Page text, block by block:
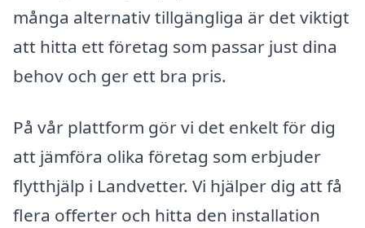
många alternativ tillgängliga är det viktigt
att hitta ett företag som passar just dina
behov och ger ett bra pris.
På vår plattform gör vi det enkelt för dig
att jämföra olika företag som erbjuder
flytthjälp i Landvetter. Vi hjälper dig att få
flera offerter och hitta den installation